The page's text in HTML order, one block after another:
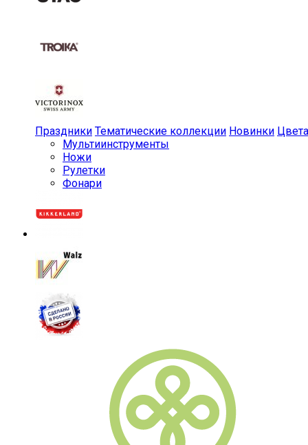
Праздники Тематические коллекции Новинки Цвета
Мульти­инструменты
Ножи
Рулетки
Фонари